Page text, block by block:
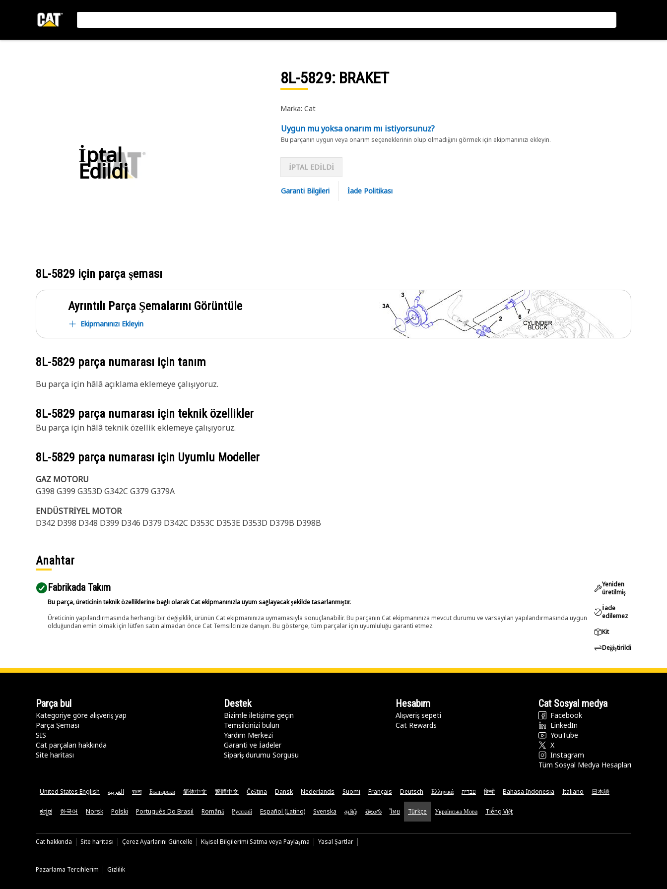
İptal
Edildi
8L-5829: BRAKET
Marka: Cat
Uygun mu yoksa onarım mı istiyorsunuz?
Bu parçanın uygun veya onarım seçeneklerinin olup olmadığını görmek için ekipmanınızı ekleyin.
İPTAL EDİLDİ
Garanti Bilgileri İade Politikası
8L-5829 için parça şeması
Ayrıntılı Parça Şemalarını Görüntüle
Ekipmanınızı Ekleyin
8L-5829 parça numarası için tanım
Bu parça için hâlâ açıklama eklemeye çalışıyoruz.
8L-5829 parça numarası için teknik özellikler
Bu parça için hâlâ teknik özellik eklemeye çalışıyoruz.
8L-5829 parça numarası için Uyumlu Modeller
GAZ MOTORU
G398 G399 G353D G342C G379 G379A
ENDÜSTRİYEL MOTOR
D342 D398 D348 D399 D346 D379 D342C D353C D353E D353D D379B D398B
Anahtar
Fabrikada Takım
Bu parça, üreticinin teknik özelliklerine bağlı olarak Cat ekipmanınızla uyum sağlayacak şekilde tasarlanmıştır.
Üreticinin yapılandırmasında herhangi bir değişiklik, ürünün Cat ekipmanınıza uymamasıyla sonuçlanabilir. Bu parçanın Cat ekipmanınıza mevcut durumu ve varsayılan yapılandırmasında uygun
olduğundan emin olmak için lütfen satın almadan önce Cat Temsilcinize danışın. Bu gösterge, tüm parçalar için uyumluluğu garanti etmez.
Yeniden
üretilmiş
İade
edilemez
Kit
Değiştirildi
Parça bul
Kategoriye göre alışveriş yap
Parça Şeması
SIS
Cat parçaları hakkında
Site haritası
Destek
Bizimle iletişime geçin
Temsilcinizi bulun
Yardım Merkezi
Garanti ve İadeler
Sipariş durumu Sorgusu
Hesabım
Alışveriş sepeti
Cat Rewards
Cat Sosyal medya
Facebook
LinkedIn
YouTube
X
Instagram
Tüm Sosyal Medya Hesapları
United States English العربية বাংলা Български 简体中文 繁體中文 Čeština Dansk Nederlands Suomi Français Deutsch Ελληνικά עברית हिन्दी Bahasa Indonesia Italiano 日本語
ಕನ್ನಡ 한국어 Norsk Polski Português Do Brasil Română Русский Español (Latino) Svenska தமிழ் తెలుగు ไทย Türkçe Українська Мова Tiếng Việt
Cat hakkında Site haritası Çerez Ayarlarını Güncelle Kişisel Bilgilerimi Satma veya Paylaşma Yasal Şartlar
Pazarlama Tercihlerim Gizlilik